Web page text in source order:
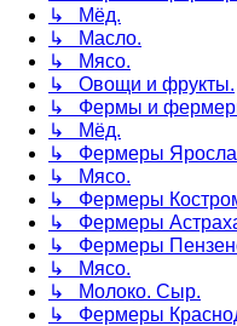
↳ Мёд.
↳ Масло.
↳ Мясо.
↳ Овощи и фрукты.
↳ Фермы и фермеры
↳ Мёд.
↳ Фермеры
↳ Мясо.
↳ Фермеры
↳ Фермеры
↳ Фермеры
↳ Мясо.
↳ Молоко. Сыр.
↳ Фермеры